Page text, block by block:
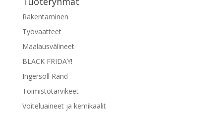
Rakentaminen
Työvaatteet
Maalausvälineet
BLACK FRIDAY!
Ingersoll Rand
Toimistotarvikeet
Voiteluaineet ja kemikaalit